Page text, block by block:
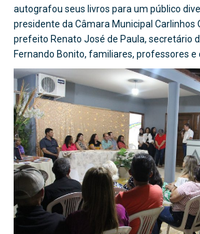
autografou seus livros para um público
presidente da Câmara Municipal Carlinhos
prefeito Renato José de Paula, secretário
Fernando Bonito, familiares, professores e